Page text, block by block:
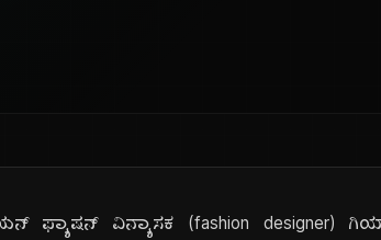
ಫ್ಯಾಷನ್ ವಿನ್ಯಾಸಕ (fashion designer)